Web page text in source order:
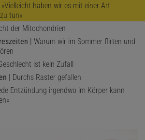
»Vielleicht haben wir es mit einer Art
tun«
der Mitochondrien
| Warum wir im Sommer flirten und
ist kein Zufall
| Durchs Raster gefallen
Entzündung irgendwo im Körper kann